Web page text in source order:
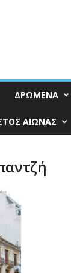
ΔΡΩΜΕΝΑ
ΑΙΩΝΑΣ